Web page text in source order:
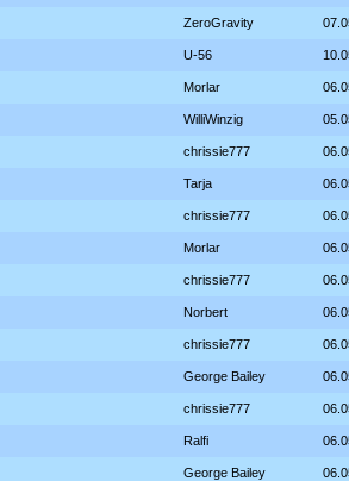
ZeroGravity
U-56
Morlar
WilliWinzig
chrissie777
Tarja
chrissie777
Morlar
chrissie777
Norbert
chrissie777
George Bailey
chrissie777
Ralfi
George Bailey